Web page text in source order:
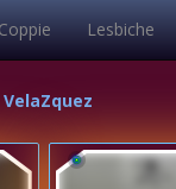
Coppie Lesbiche